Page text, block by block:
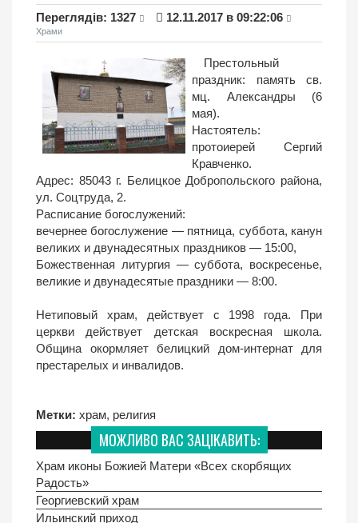
Переглядiв: 1327 12.11.2017 в 09:22:06
Храми
Престольный
праздник: память св.
мц. Александры (6
мая).
Настоятель:
протоиерей Сергий
Кравченко.
Адрес: 85043 г. Белицкое Добропольского района,
ул. Соцтруда, 2.
Расписание богослужений:
вечернее богослужение — пятница, суббота, канун
великих и двунадесятных праздников — 15:00,
Божественная литургия — суббота, воскресенье,
великие и двунадесятые праздники — 8:00.
Нетиповый храм, действует с 1998 года. При
церкви действует детская воскресная школа.
Община окормляет белицкий дом-интернат для
престарелых и инвалидов.
Метки: храм, религия
МОЖЛИВО ВАС ЗАЦІКАВИТЬ:
Храм иконы Божией Матери «Всех скорбящих
Радость»
Георгиевский храм
Ильинский приход